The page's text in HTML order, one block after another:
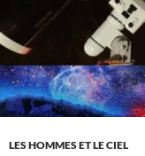
LES HOMMES ET LE CIEL